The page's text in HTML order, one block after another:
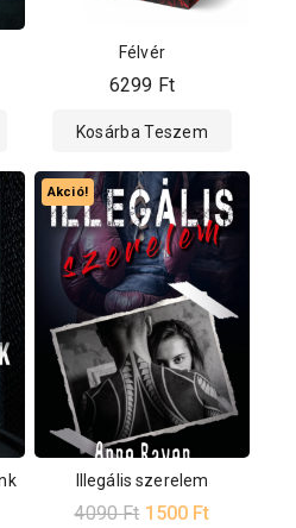
Félvér
6299 Ft
Kosárba Teszem
Akció!
Illegális szerelem
4090Ft 1500 Ft